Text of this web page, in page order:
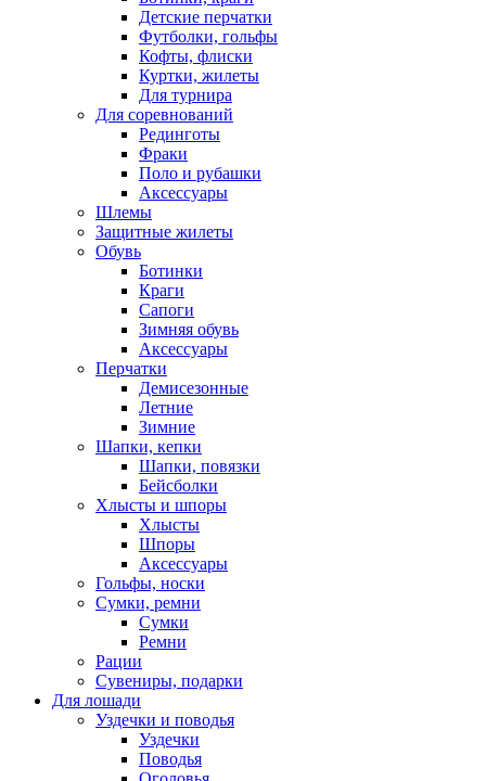
Детские перчатки
Футболки, гольфы
Кофты, флиски
Куртки, жилеты
Для турнира
Для соревнований
Рединготы
Фраки
Поло и рубашки
Аксессуары
Шлемы
Защитные жилеты
Обувь
Ботинки
Краги
Сапоги
Зимняя обувь
Аксессуары
Перчатки
Демисезонные
Летние
Зимние
Шапки, кепки
Шапки, повязки
Бейсболки
Хлысты и шпоры
Хлысты
Шпоры
Аксессуары
Гольфы, носки
Сумки, ремни
Сумки
Ремни
Рации
Сувениры, подарки
Для лошади
Уздечки и поводья
Уздечки
Поводья